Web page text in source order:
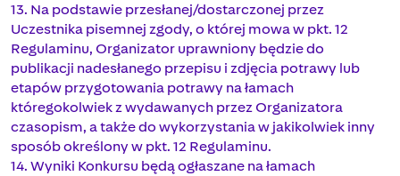
13. Na podstawie przesłanej/dostarczonej przez
Uczestnika pisemnej zgody, o której mowa w pkt. 12
Regulaminu, Organizator uprawniony będzie do
publikacji nadesłanego przepisu i zdjęcia potrawy lub
etapów przygotowania potrawy na łamach
któregokolwiek z wydawanych przez Organizatora
czasopism, a także do wykorzystania w jakikolwiek inny
sposób określony w pkt. 12 Regulaminu.
14. Wyniki Konkursu będą ogłaszane na łamach